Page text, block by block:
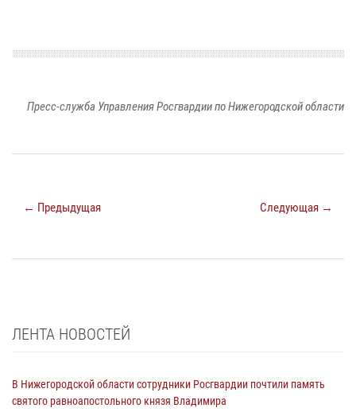
Пресс-служба Управления Росгвардии по Нижегородской области
← Предыдущая Следующая →
ЛЕНТА НОВОСТЕЙ
В Нижегородской области сотрудники Росгвардии почтили память
святого равноапостольного князя Владимира